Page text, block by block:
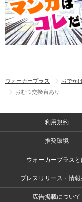
ウォーカープラス おでか
おむつ交換台あり
利用規約
推奨環境
ウォーカープラスと
プレスリリース・情
広告掲載について